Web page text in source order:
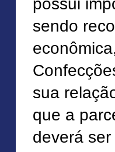
possui
sendo
sua
que a
deverá